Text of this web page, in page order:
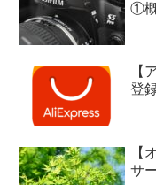
①
【
登
【
サ